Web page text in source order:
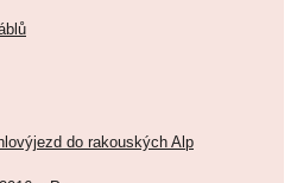
do rakouských Alp